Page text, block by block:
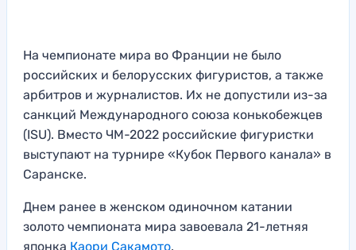
На чемпионате мира во Франции не было
российских и белорусских фигуристов, а также
арбитров и журналистов. Их не допустили из-за
санкций Международного союза конькобежцев
(ISU). Вместо ЧМ-2022 российские фигуристки
выступают на турнире «Кубок Первого канала» в
Саранске.
Днем ранее в женском одиночном катании
золото чемпионата мира завоевала 21-летняя
японка Каори Сакамото.